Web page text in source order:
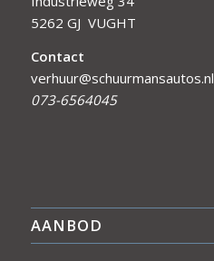
5262 GJ VUGHT
Contact
verhuur@schuurmansautos.nl
073-6564045
AANBOD